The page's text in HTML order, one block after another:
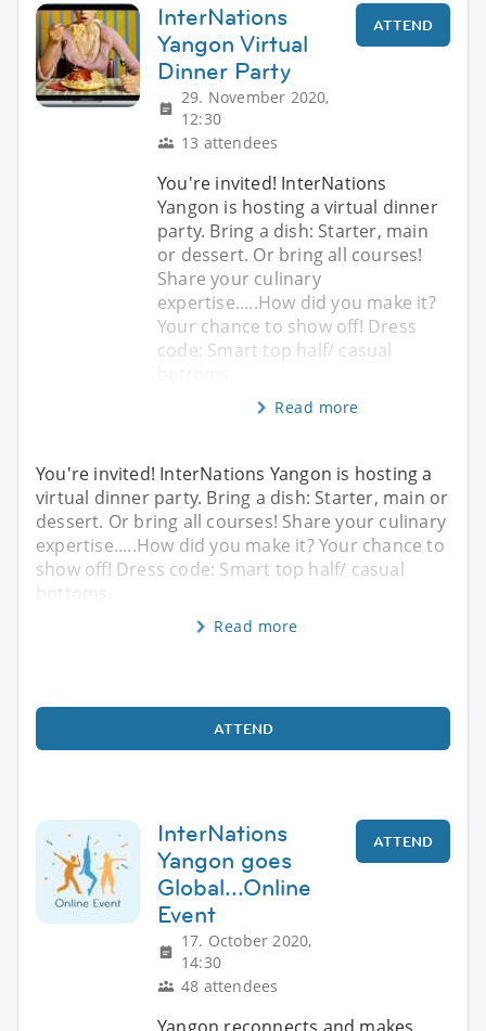
InterNations
Yangon Virtual
Dinner Party
29. November 2020,
12:30
13 attendees
ATTEND
You're invited! InterNations
Yangon is hosting a virtual dinner
party. Bring a dish: Starter, main
or dessert. Or bring all courses!
Share your culinary
expertise.....How did you make it?
Your chance to show off! Dress
code: Smart top half/ casual
Read more
You're invited! InterNations Yangon is hosting a
virtual dinner party. Bring a dish: Starter, main or
dessert. Or bring all courses! Share your culinary
expertise.....How did you make it? Your chance to
show off! Dress code: Smart top half/ casual
Read more
ATTEND
InterNations
Yangon goes
Global...Online
Event
17. October 2020,
14:30
48 attendees
ATTEND